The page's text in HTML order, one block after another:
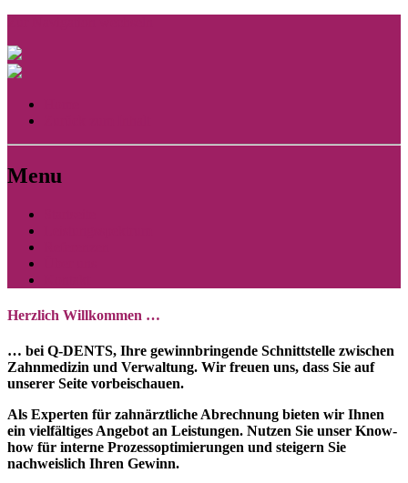
Menu
Herzlich Willkommen …
… bei Q-DENTS, Ihre gewinnbringende Schnittstelle zwischen
Zahnmedizin und Verwaltung. Wir freuen uns, dass Sie auf
unserer Seite vorbeischauen.
Als Experten für zahnärztliche Abrechnung bieten wir Ihnen
ein vielfältiges Angebot an Leistungen. Nutzen Sie unser Know-
how für interne Prozessoptimierungen und steigern Sie
nachweislich Ihren Gewinn.